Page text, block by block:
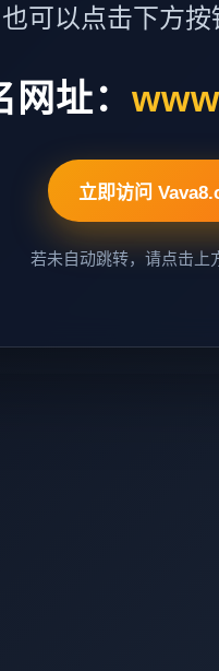
也可以点击下方按
网址：
立即访问
若未自动跳转，请点击上